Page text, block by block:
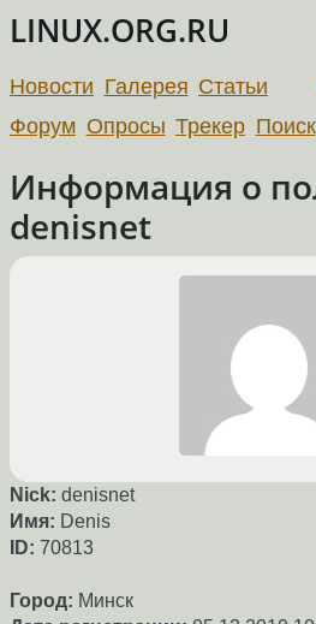
LINUX.ORG.RU
Новости Галерея Статьи
Форум Опросы Трекер Поиск
Информация о
denisnet
Nick: denisnet
Имя: Denis
ID: 70813
Город: Минск